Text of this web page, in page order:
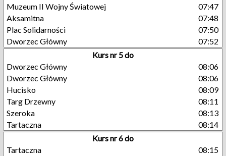
Muzeum II Wojny Światowej
07:47
Aksamitna
07:48
Plac Solidarności
07:50
Dworzec Główny
07:52
Kurs nr 5 do
Dworzec Główny
08:06
Dworzec Główny
08:06
Hucisko
08:09
Targ Drzewny
08:11
Szeroka
08:13
Tartaczna
08:14
Kurs nr 6 do
Tartaczna
08:15